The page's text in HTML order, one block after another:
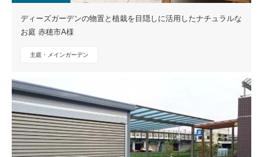
ディーズガーデンの物置と植栽を目隠しに活用したナチュラルな
お庭 赤穂市A様
主庭・メインガーデン